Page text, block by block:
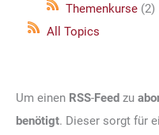
Themenkurse(2)
All Topics
Um einen RSS-Feed zu
benötigt. Dieser sorgt für